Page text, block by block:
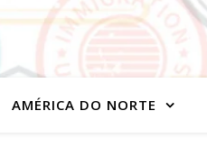
AMÉRICA DO NORTE